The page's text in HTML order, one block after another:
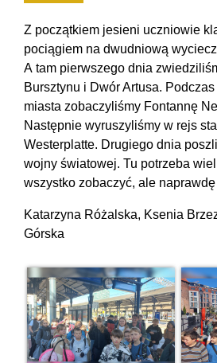
Z początkiem jesieni uczniowie
pociągiem na dwudniową
A tam pierwszego dnia
Bursztynu i Dwór Artusa.
miasta zobaczyliśmy Fontannę
Następnie wyruszyliśmy w rejs
Westerplatte. Drugiego dnia
wojny światowej. Tu potrzeba
wszystko zobaczyć, ale naprawdę
Katarzyna Różalska, Ksenia
Górska